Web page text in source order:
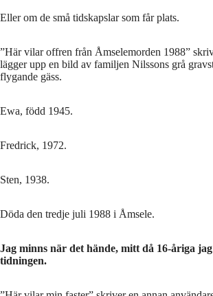
Eller om de små tidskapslar som får plats.
”Här vilar offren från Åmselemorden 1988”
lägger upp en bild av familjen Nilssons grå
flygande gäss.
Ewa, född 1945.
Fredrick, 1972.
Sten, 1938.
Döda den tredje juli 1988 i Åmsele.
Jag minns när det hände, mitt då 16-åriga
tidningen.